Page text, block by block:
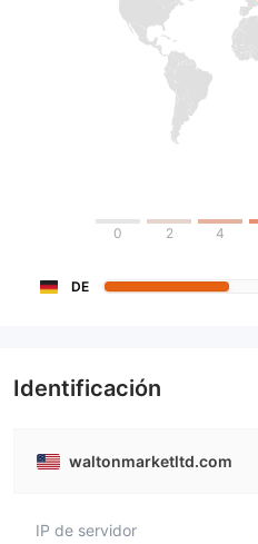
0 2 4
DE
Identificación
waltonmarketltd.com
IP de servidor